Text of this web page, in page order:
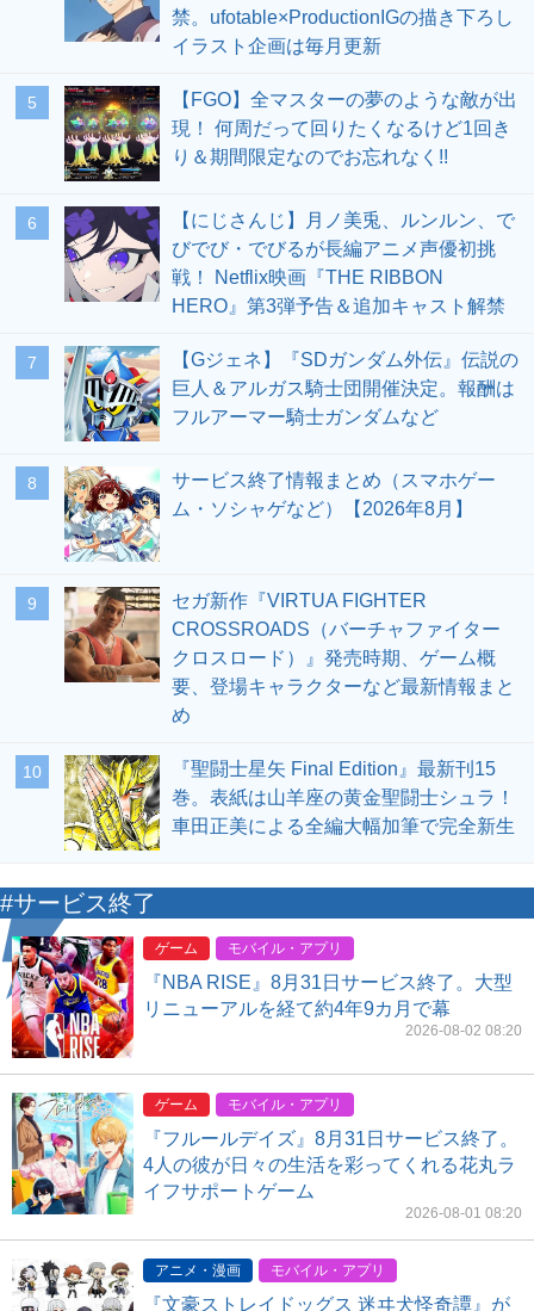
禁。ufotable×ProductionIGの描き下ろし
イラスト企画は毎月更新
5
【FGO】全マスターの夢のような敵が出
現！ 何周だって回りたくなるけど1回き
り＆期間限定なのでお忘れなく!!
6
【にじさんじ】月ノ美兎、ルンルン、で
びでび・でびるが長編アニメ声優初挑
戦！ Netflix映画『THE RIBBON
HERO』第3弾予告＆追加キャスト解禁
7
【Gジェネ】『SDガンダム外伝』伝説の
巨人＆アルガス騎士団開催決定。報酬は
フルアーマー騎士ガンダムなど
8
サービス終了情報まとめ（スマホゲー
ム・ソシャゲなど）【2026年8月】
9
セガ新作『VIRTUA FIGHTER
CROSSROADS（バーチャファイター
クロスロード）』発売時期、ゲーム概
要、登場キャラクターなど最新情報まと
め
10
『聖闘士星矢 Final Edition』最新刊15
巻。表紙は山羊座の黄金聖闘士シュラ！
車田正美による全編大幅加筆で完全新生
#サービス終了
ゲーム モバイル・アプリ
『NBA RISE』8月31日サービス終了。大型
リニューアルを経て約4年9カ月で幕
2026-08-02 08:20
ゲーム モバイル・アプリ
『フルールデイズ』8月31日サービス終了。
4人の彼が日々の生活を彩ってくれる花丸ラ
イフサポートゲーム
2026-08-01 08:20
アニメ・漫画 モバイル・アプリ
『文豪ストレイドッグス 迷ヰ犬怪奇譚』が